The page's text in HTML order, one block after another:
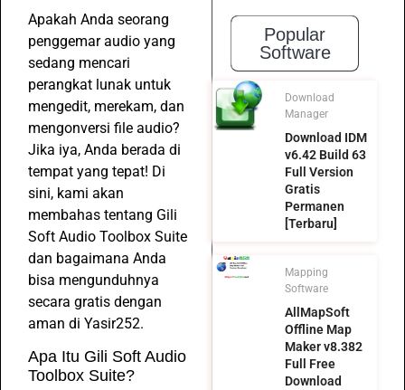
Apakah Anda seorang
penggemar audio yang
sedang mencari
perangkat lunak untuk
mengedit, merekam, dan
mengonversi file audio?
Jika iya, Anda berada di
tempat yang tepat! Di
sini, kami akan
membahas tentang Gili
Soft Audio Toolbox Suite
dan bagaimana Anda
bisa mengunduhnya
secara gratis dengan
aman di Yasir252.
Apa Itu Gili Soft Audio
Toolbox Suite?
Popular
Software
Download
Manager
Download IDM
v6.42 Build 63
Full Version
Gratis
Permanen
[Terbaru]
Mapping
Software
AllMapSoft
Offline Map
Maker v8.382
Full Free
Download